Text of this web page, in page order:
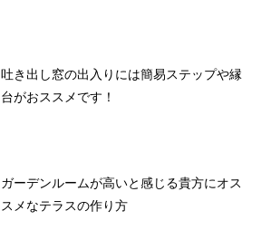
吐き出し窓の出入りには簡易ステップや縁
台がおススメです！
ガーデンルームが高いと感じる貴方にオス
スメなテラスの作り方